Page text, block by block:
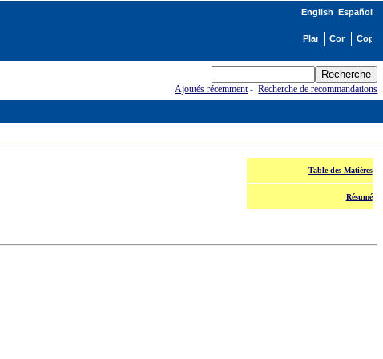
English Español
Ajoutés récemment-Recherche de recommandations
Table des Matières
Résumé